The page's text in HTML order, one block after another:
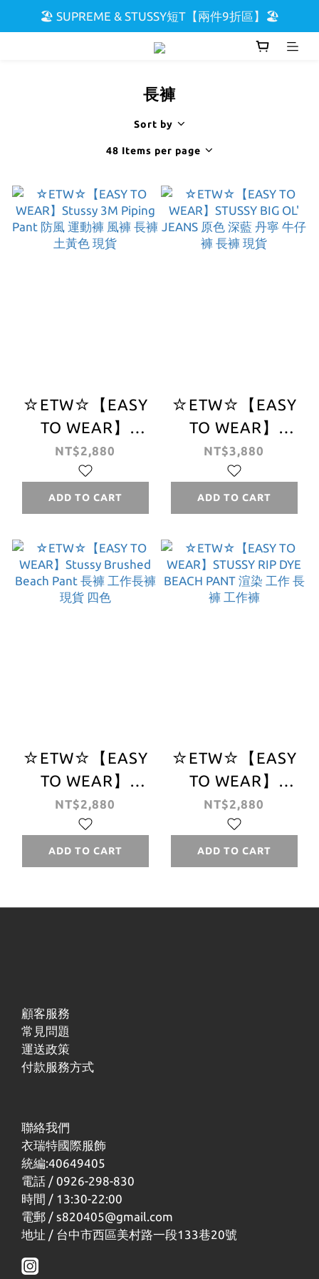
🌟 全館滿$5000現折$300 🌟
🏖️ SUPREME & STUSSY短T【兩件9折區】🏖️
🌟 全館滿$5000現折$300 🌟
長褲
Sort by
48 Items per page
☆ETW☆【EASY
TO WEAR】
Stussy 3M Piping
Pant 防風 運動褲
風褲 長褲 土黃色
現貨
NT$2,880
ADD TO CART
☆ETW☆【EASY
TO WEAR】
STUSSY BIG OL'
JEANS 原色 深藍
丹寧 牛仔褲 長褲
現貨
NT$3,880
ADD TO CART
☆ETW☆【EASY
TO WEAR】
Stussy Brushed
Beach Pant 長褲
工作長褲 現貨 四
色
NT$2,880
ADD TO CART
☆ETW☆【EASY
TO WEAR】
STUSSY RIP DYE
BEACH PANT 渲
染 工作 長褲 工作
褲
NT$2,880
ADD TO CART
顧客服務
常見問題
運送政策
付款服務方式
聯絡我們
衣瑞特國際服飾
統編:40649405
電話 / 0926-298-830
時間 / 13:30-22:00
電郵 / s820405@gmail.com
地址 / 台中市西區美村路一段133巷20號